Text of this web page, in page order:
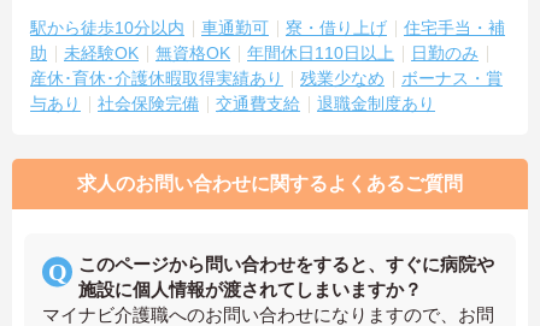
駅から徒歩10分以内 車通勤可 寮・借り上げ
住宅手当・補
助
未経験OK 無資格OK 年間休日110日以上
日勤のみ
産休･育休･介護休暇取得実績あり
残業少なめ
ボーナス・賞
与あり
社会保険完備 交通費支給 退職金制度あり
求人のお問い合わせに関するよくあるご質問
このページから問い合わせをすると、すぐに病院や
施設に個人情報が渡されてしまいますか？
マイナビ介護職へのお問い合わせになりますので、お問